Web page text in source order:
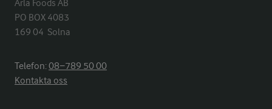
Arla Foods AB
PO BOX 4083
169 04  Solna
Telefon:08−789 50 00
Kontakta oss